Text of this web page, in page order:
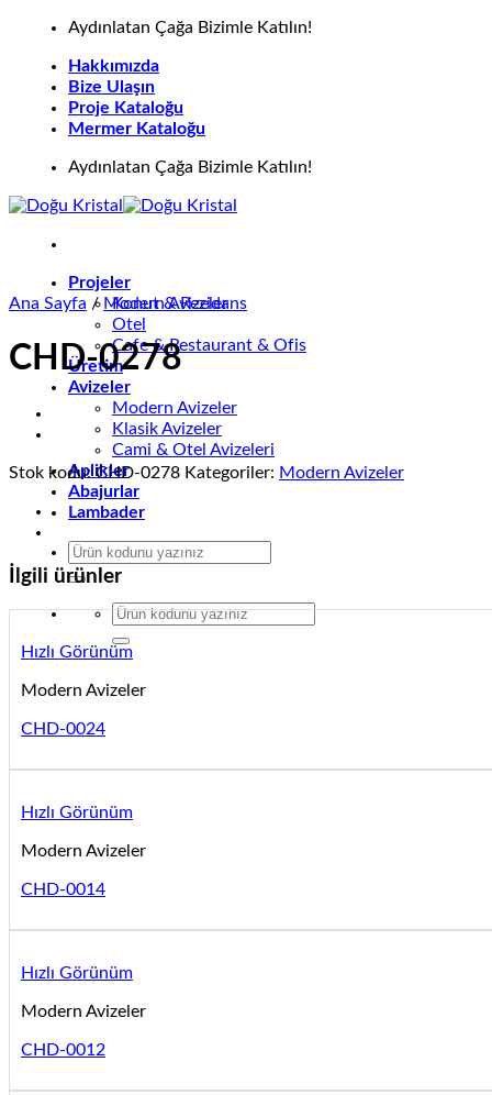
İçeriğe
Aydınlatan Çağa Bizimle Katılın!
Hakkımızda
Bize Ulaşın
Proje Kataloğu
Mermer Kataloğu
Aydınlatan Çağa Bizimle Katılın!
Projeler
Konut & Rezidans
Otel
Cafe & Restaurant & Ofis
Üretim
Avizeler
Modern Avizeler
Klasik Avizeler
Cami & Otel Avizeleri
Aplikler
Abajurlar
Lambader
Ara:
Ara:
Ana Sayfa / Modern Avizeler
CHD-0278
Stok kodu:CHD-0278 Kategoriler: Modern Avizeler
İlgili ürünler
Hızlı Görünüm
Modern Avizeler
CHD-0024
Hızlı Görünüm
Modern Avizeler
CHD-0014
Hızlı Görünüm
Modern Avizeler
CHD-0012